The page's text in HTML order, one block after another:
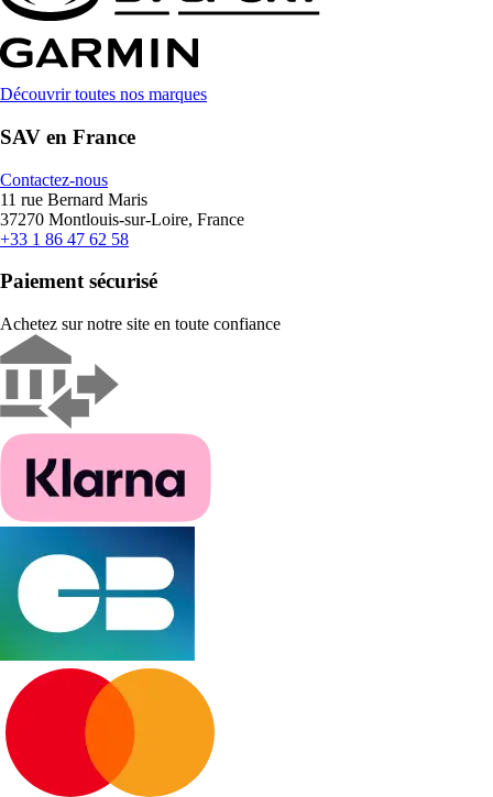
Découvrir toutes nos marques
SAV en France
Contactez-nous
11 rue Bernard Maris
37270 Montlouis-sur-Loire, France
+33 1 86 47 62 58
Paiement sécurisé
Achetez sur notre site en toute confiance